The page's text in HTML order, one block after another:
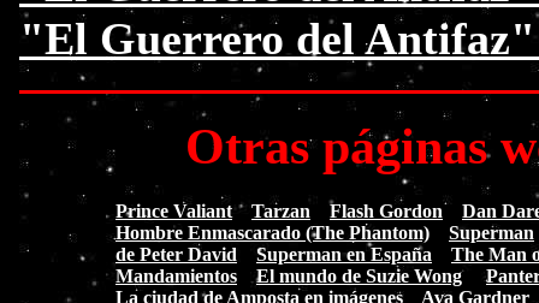
"El Guerrero del Antifaz"
Otras páginas
Prince Valiant Tarzan Flash Gordon
Dan
Hombre Enmascarado (The Phantom)
Superman
de Peter David
Superman en España
The Man
Mandamientos
El mundo de Suzie Wong
La ciudad de Amposta en imágenes
Ava Gardner